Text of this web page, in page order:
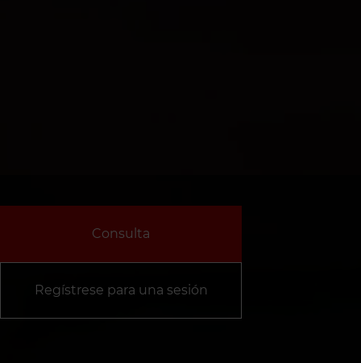
Consulta
Regístrese para una sesión